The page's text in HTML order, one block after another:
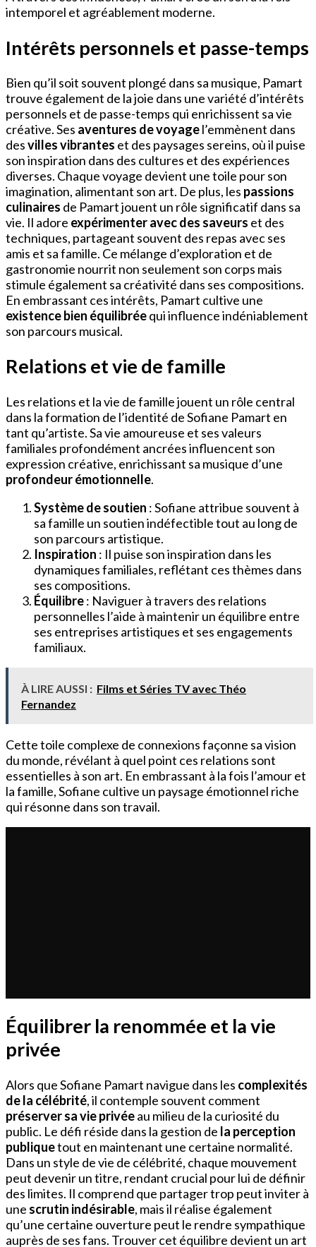
intemporel et agréablement moderne.
Intérêts personnels et passe-temps
Bien qu’il soit souvent plongé dans sa musique, Pamart
trouve également de la joie dans une variété d’intérêts
personnels et de passe-temps qui enrichissent sa vie
créative. Ses aventures de voyagel’emmènent dans
desvilles vibrantes et des paysages sereins, où il puise
son inspiration dans des cultures et des expériences
diverses. Chaque voyage devient une toile pour son
imagination, alimentant son art. De plus, les passions
culinaires de Pamart jouent un rôle significatif dans sa
vie. Il adore expérimenter avec des saveurs et des
techniques, partageant souvent des repas avec ses
amis et sa famille. Ce mélange d’exploration et de
gastronomie nourrit non seulement son corps mais
stimule également sa créativité dans ses compositions.
En embrassant ces intérêts, Pamart cultive une
existence bien équilibréequi influence indéniablement
son parcours musical.
Relations et vie de famille
Les relations et la vie de famille jouent un rôle central
dans la formation de l’identité de Sofiane Pamart en
tant qu’artiste. Sa vie amoureuse et ses valeurs
familiales profondément ancrées influencent son
expression créative, enrichissant sa musique d’une
profondeur émotionnelle.
Système de soutien : Sofiane attribue souvent à
sa famille un soutien indéfectible tout au long de
son parcours artistique.
Inspiration : Il puise son inspiration dans les
dynamiques familiales, reflétant ces thèmes dans
ses compositions.
Équilibre: Naviguer à travers des relations
personnelles l’aide à maintenir un équilibre entre
ses entreprises artistiques et ses engagements
familiaux.
À LIRE AUSSI : Films et Séries TV avec Théo
Fernandez
Cette toile complexe de connexions façonne sa vision
du monde, révélant à quel point ces relations sont
essentielles à son art. En embrassant à la fois l’amour et
la famille, Sofiane cultive un paysage émotionnel riche
qui résonne dans son travail.
Équilibrer la renommée et la vie
privée
Alors que Sofiane Pamart navigue dans les complexités
de la célébrité, il contemple souvent comment
préserver sa vie privéeau milieu de la curiosité du
public. Le défi réside dans la gestion de la perception
publiquetout en maintenant une certaine normalité.
Dans un style de vie de célébrité, chaque mouvement
peut devenir un titre, rendant crucial pour lui de définir
des limites. Il comprend que partager trop peut inviter à
une scrutin indésirable, mais il réalise également
qu’une certaine ouverture peut le rendre sympathique
auprès de ses fans. Trouver cet équilibre devient un art